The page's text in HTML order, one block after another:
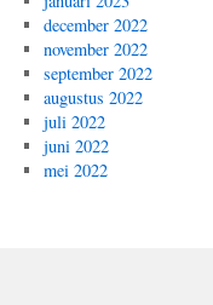
december 2022
november 2022
september 2022
augustus 2022
juli 2022
juni 2022
mei 2022